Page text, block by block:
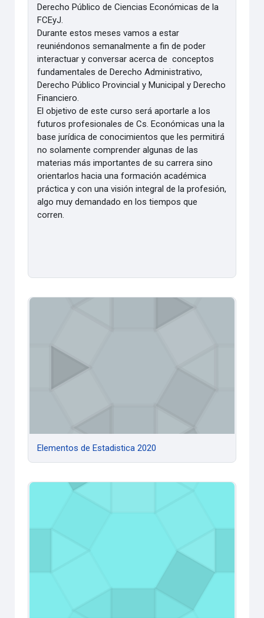
Derecho Público de Ciencias Económicas de la
FCEyJ.
Durante estos meses vamos a estar
reuniéndonos semanalmente a fin de poder
interactuar y conversar acerca de conceptos
fundamentales de Derecho Administrativo,
Derecho Público Provincial y Municipal y Derecho
Financiero.
El objetivo de este curso será aportarle a los
futuros profesionales de Cs. Económicas una la
base jurídica de conocimientos que les permitirá
no solamente comprender algunas de las
materias más importantes de su carrera sino
orientarlos hacia una formación académica
práctica y con una visión integral de la profesión,
algo muy demandado en los tiempos que
corren.
Elementos de Estadistica 2020
Estadística 2020